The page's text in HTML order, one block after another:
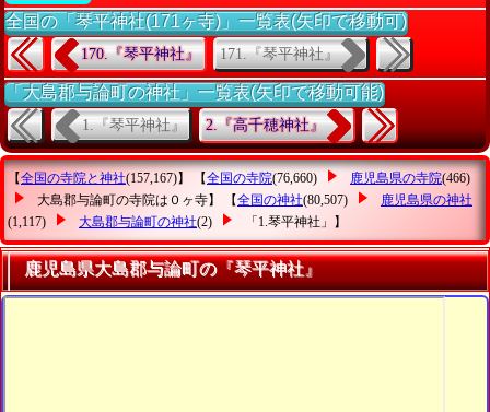
全国の「琴平神社(171ヶ寺)」一覧表(矢印で移動可)
170.『琴平神社』 171.『琴平神社』
「大島郡与論町の神社」一覧表(矢印で移動可能)
1.『琴平神社』 2.『高千穂神社』
【全国の寺院と神社(157,167)】 【全国の寺院(76,660) 鹿児島県の寺院(466)
大島郡与論町の寺院は０ヶ寺】 【全国の神社(80,507)
鹿児島県の神社
(1,117)
大島郡与論町の神社(2) 「1.琴平神社」 】
鹿児島県大島郡与論町の『琴平神社』